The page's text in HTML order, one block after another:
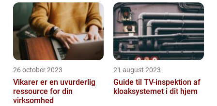
26 october 2023
Vikarer er en uvurderlig
ressource for din
virksomhed
21 august 2023
Guide til TV-inspektion af
kloaksystemet i dit hjem